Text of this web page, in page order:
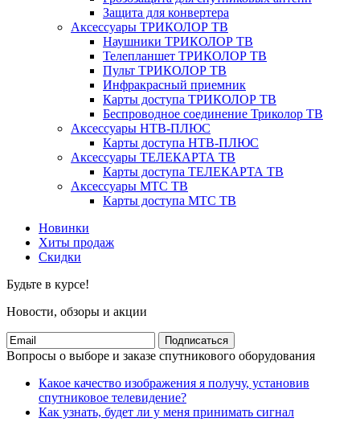
Защита для конвертера
Аксессуары ТРИКОЛОР ТВ
Наушники ТРИКОЛОР ТВ
Телепланшет ТРИКОЛОР ТВ
Пульт ТРИКОЛОР ТВ
Инфракрасный приемник
Карты доступа ТРИКОЛОР ТВ
Беспроводное соединение Триколор ТВ
Аксессуары НТВ-ПЛЮС
Карты доступа НТВ-ПЛЮС
Аксессуары ТЕЛЕКАРТА ТВ
Карты доступа ТЕЛЕКАРТА ТВ
Аксессуары МТС ТВ
Карты доступа МТС ТВ
Новинки
Хиты продаж
Скидки
Будьте в курсе!
Новости, обзоры и акции
Подписаться
Вопросы о выборе и заказе спутникового оборудования
Какое качество изображения я получу, установив
спутниковое телевидение?
Как узнать, будет ли у меня принимать сигнал